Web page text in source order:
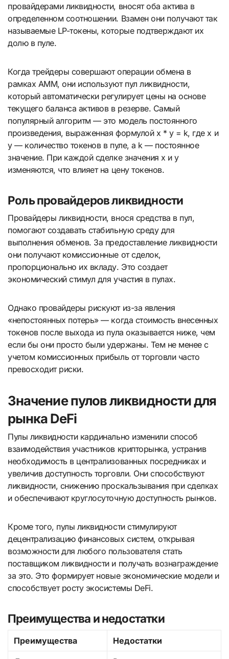
провайдерами ликвидности, вносят оба актива в
определенном соотношении. Взамен они получают так
называемые LP-токены, которые подтверждают их
долю в пуле.
Когда трейдеры совершают операции обмена в
рамках AMM, они используют пул ликвидности,
который автоматически регулирует цены на основе
текущего баланса активов в резерве. Самый
популярный алгоритм — это модель постоянного
произведения, выраженная формулой x * y = k, где x и
y — количество токенов в пуле, а k — постоянное
значение. При каждой сделке значения x и y
изменяются, что влияет на цену токенов.
Роль провайдеров ликвидности
Провайдеры ликвидности, внося средства в пул,
помогают создавать стабильную среду для
выполнения обменов. За предоставление ликвидности
они получают комиссионные от сделок,
пропорционально их вкладу. Это создает
экономический стимул для участия в пулах.
Однако провайдеры рискуют из-за явления
«непостоянных потерь» — когда стоимость внесенных
токенов после выхода из пула оказывается ниже, чем
если бы они просто были удержаны. Тем не менее с
учетом комиссионных прибыль от торговли часто
превосходит риски.
Значение пулов ликвидности для
рынка DeFi
Пулы ликвидности кардинально изменили способ
взаимодействия участников крипторынка, устранив
необходимость в централизованных посредниках и
увеличив доступность торговли. Они способствуют
ликвидности, снижению проскальзывания при сделках
и обеспечивают круглосуточную доступность рынков.
Кроме того, пулы ликвидности стимулируют
децентрализацию финансовых систем, открывая
возможности для любого пользователя стать
поставщиком ликвидности и получать вознаграждение
за это. Это формирует новые экономические модели и
способствует росту экосистемы DeFi.
Преимущества и недостатки
Преимущества Недостатки